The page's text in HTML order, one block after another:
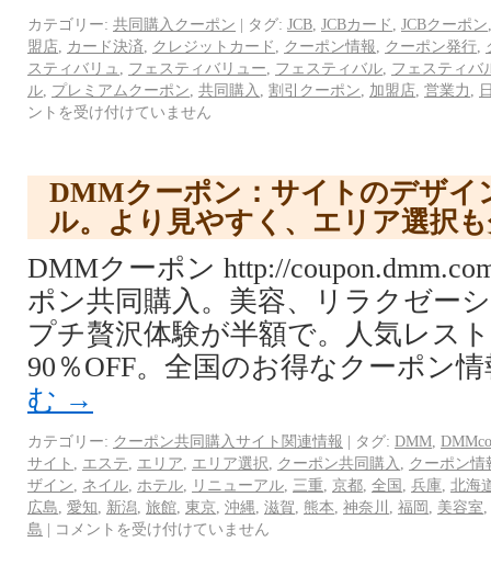
カテゴリー: 共同購入クーポン | タグ: JCB JCBカード JCBクーポン
盟店
カード決済 クレジットカード クーポン情報 クーポン発行
スティバリュ
フェスティバリュー フェスティバル フェスティバ
ル プレミアムクーポン 共同購入 割引クーポン 加盟店 営業力
ントを受け付けていません
DMMクーポン：サイトのデザイ
ル。より見やすく、エリア選択
DMMクーポン http://
ポン共同購入。美容、リラクゼー
プチ贅沢体験が半額で。人気レス
90％OFF。全国のお得なクーポン
む →
カテゴリー: クーポン共同購入サイト関連情報 | タグ: DMM
サイト
エステ エリア エリア選択 クーポン共同購入
クーポン情
ザイン
ネイル ホテル リニューアル 三重 京都 全国 兵庫 北海
広島 愛知 新潟 旅館 東京 沖縄 滋賀 熊本 神奈川 福岡 美容室
島 | コメントを受け付けていません